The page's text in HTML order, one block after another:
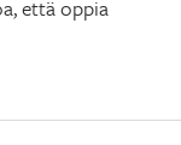
että oppia